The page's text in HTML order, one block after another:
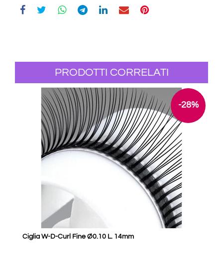
PRODOTTI CORRELATI
-28%
Ciglia W-D-Curl Fine Ø0.10 L. 14mm